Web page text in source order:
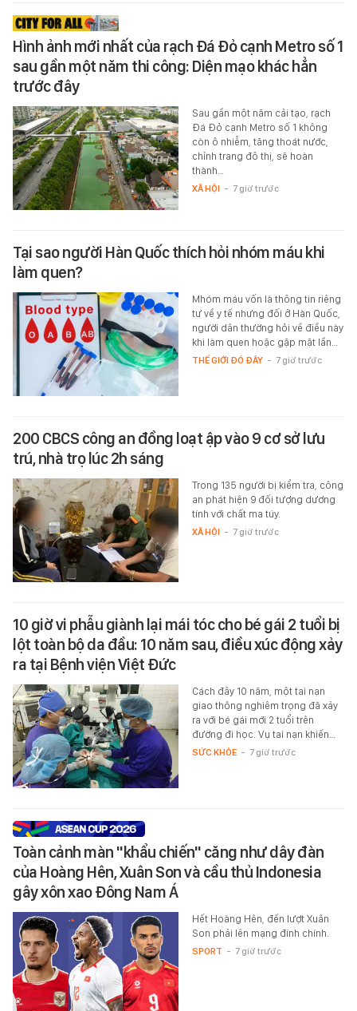
Hình ảnh mới nhất của rạch Đá Đỏ cạnh Metro số 1
sau gần một năm thi công: Diện mạo khác hẳn
trước đây
Sau gần một năm cải tạo, rạch
Đá Đỏ cạnh Metro số 1 không
còn ô nhiễm, tăng thoát nước,
chỉnh trang đô thị, sẽ hoàn
thành…
XÃ HỘI - 7 giờ trước
Tại sao người Hàn Quốc thích hỏi nhóm máu khi
làm quen?
Mhóm máu vốn là thông tin riêng
tư về y tế nhưng đối ở Hàn Quốc,
người dân thường hỏi về điều này
khi làm quen hoặc gặp mặt lần…
THẾ GIỚI ĐÓ ĐÂY - 7 giờ trước
200 CBCS công an đồng loạt ập vào 9 cơ sở lưu
trú, nhà trọ lúc 2h sáng
Trong 135 người bị kiểm tra, công
an phát hiện 9 đối tượng dương
tính với chất ma túy.
XÃ HỘI - 7 giờ trước
10 giờ vi phẫu giành lại mái tóc cho bé gái 2 tuổi bị
lột toàn bộ da đầu: 10 năm sau, điều xúc động xảy
ra tại Bệnh viện Việt Đức
Cách đây 10 năm, một tai nạn
giao thông nghiêm trọng đã xảy
ra với bé gái mới 2 tuổi trên
đường đi học. Vụ tai nạn khiến…
SỨC KHỎE - 7 giờ trước
Toàn cảnh màn "khẩu chiến" căng như dây đàn
của Hoàng Hên, Xuân Son và cầu thủ Indonesia
gây xôn xao Đông Nam Á
Hết Hoàng Hên, đến lượt Xuân
Son phải lên mạng đính chính.
SPORT - 7 giờ trước